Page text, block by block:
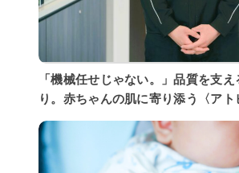
「機械任せじゃない。」品質を支
り。赤ちゃんの肌に寄り添う〈ア